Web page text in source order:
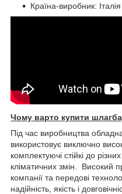
Країна-виробник: Італія
Чому варто купити
Під час виробництва
використовує виключно
комплектуючі стійкі до
кліматичних змін. Високий
компанії та передові
надійність, якість і